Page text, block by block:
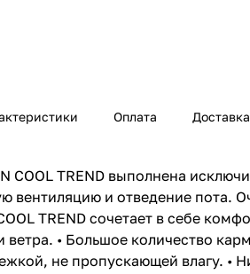
Оплата Доставка
COOL TREND выполнена
вентиляцию и отведение пота.
TREND сочетает в себе
• Большое количество
не пропускающей влагу.